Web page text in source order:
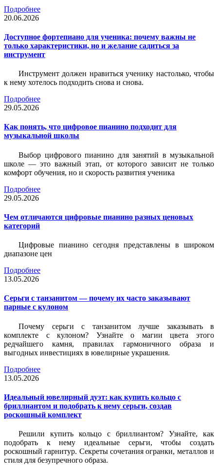
Подробнее
20.06.2026
Доступное фортепиано для ученика: почему важны не
только характеристики, но и желание садиться за
инструмент
Инструмент должен нравиться ученику настолько, чтобы
к нему хотелось подходить снова и снова.
Подробнее
29.05.2026
Как понять, что цифровое пианино подходит для
музыкальной школы
Выбор цифрового пианино для занятий в музыкальной
школе — это важный этап, от которого зависит не только
комфорт обучения, но и скорость развития ученика
Подробнее
29.05.2026
Чем отличаются цифровые пианино разных ценовых
категорий
Цифровые пианино сегодня представлены в широком
диапазоне цен
Подробнее
13.05.2026
Серьги с танзанитом — почему их часто заказывают
парные с кулоном
Почему серьги с танзанитом лучше заказывать в
комплекте с кулоном? Узнайте о магии цвета этого
редчайшего камня, правилах гармоничного образа и
выгодных инвестициях в ювелирные украшения.
Подробнее
13.05.2026
Идеальный ювелирный дуэт: как купить кольцо с
бриллиантом и подобрать к нему серьги, создав
роскошный комплект
Решили купить кольцо с бриллиантом? Узнайте, как
подобрать к нему идеальные серьги, чтобы создать
роскошный гарнитур. Секреты сочетания огранки, металлов и
стиля для безупречного образа.